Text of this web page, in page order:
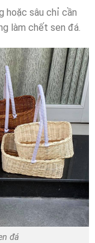
hoặc sâu chỉ cần
làm chết sen đá.
đá